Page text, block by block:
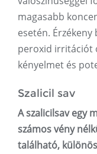
magasabb
esetén.
peroxid irritációt
kényelmet és
Szalicil sav
A szalicilsav egy
számos vény
található,